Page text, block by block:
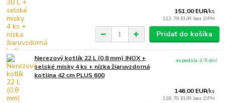
151,00 EUR/ks
122,76 EUR bez DPH
Pridať do košíka
Nerezový kotlík 22 L (0,8 mm) INOX +
selské misky 4 ks + nízka žiaruvzdorná
kotlina 42 cm PLUS 600
146,00 EUR/ks
118,70 EUR bez DPH
expedícia 3-5 dní